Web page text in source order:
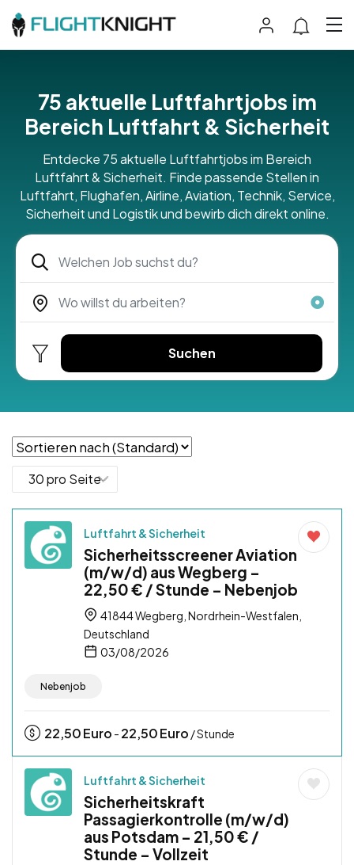
75 aktuelle Luftfahrtjobs im
Bereich Luftfahrt & Sicherheit
Entdecke 75 aktuelle Luftfahrtjobs im Bereich
Luftfahrt & Sicherheit. Finde passende Stellen in
Luftfahrt, Flughafen, Airline, Aviation, Technik, Service,
Sicherheit und Logistik und bewirb dich direkt online.
Suchen
Luftfahrt & Sicherheit
Sicherheitsscreener Aviation
(m/w/d) aus Wegberg –
22,50 € / Stunde – Nebenjob
41844 Wegberg, Nordrhein-Westfalen,
Deutschland
03/08/2026
Nebenjob
22,50Euro - 22,50Euro / Stunde
Luftfahrt & Sicherheit
Sicherheitskraft
Passagierkontrolle (m/w/d)
aus Potsdam – 21,50 € /
Stunde – Vollzeit